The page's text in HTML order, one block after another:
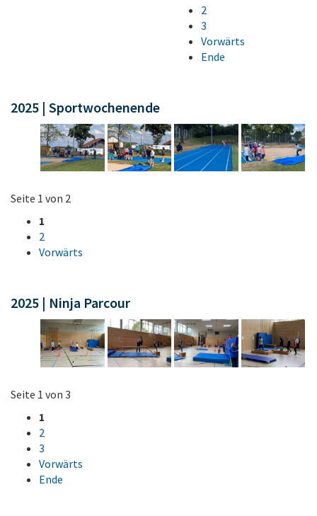
2
3
Vorwärts
Ende
2025 | Sportwochenende
Seite 1 von 2
1
2
Vorwärts
2025 | Ninja Parcour
Seite 1 von 3
1
2
3
Vorwärts
Ende